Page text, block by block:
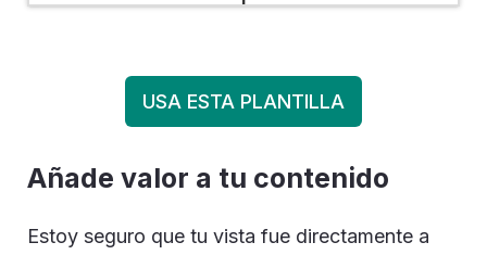
USA ESTA PLANTILLA
Añade valor a tu contenido
Estoy seguro que tu vista fue directamente a